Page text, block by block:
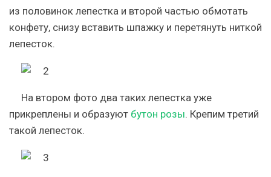
из половинок лепестка и второй частью обмотать
конфету, снизу вставить шпажку и перетянуть ниткой
лепесток.
На втором фото два таких лепестка уже
прикреплены и образуют бутон розы. Крепим третий
такой лепесток.